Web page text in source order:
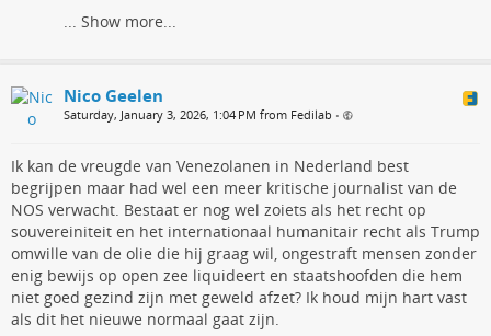
Show more...
Nico Geelen
Saturday, January 3, 2026, 1:04 PM from Fedilab •
Ik kan de vreugde van Venezolanen in Nederland best
begrijpen maar had wel een meer kritische journalist van de
NOS verwacht. Bestaat er nog wel zoiets als het recht op
souvereiniteit en het internationaal humanitair recht als Trump
omwille van de olie die hij graag wil, ongestraft mensen zonder
enig bewijs op open zee liquideert en staatshoofden die hem
niet goed gezind zijn met geweld afzet? Ik houd mijn hart vast
als dit het nieuwe normaal gaat zijn.